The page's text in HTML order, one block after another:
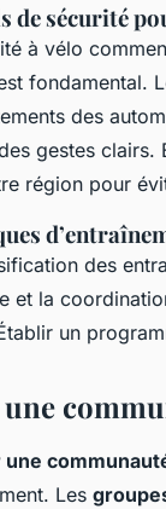
de sécurité
à vélo
fondamental.
des
gestes
région pour
des
et la
un
Les